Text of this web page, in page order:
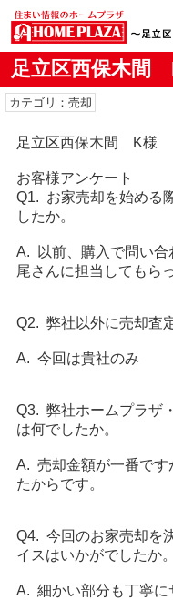
足立区西保木間
カテゴリ：売却
足立区西保木間 K様
お客様アンケート
Q1. お家売却を始める
したか。
A. 以前、購入で問い合
尾さんに担当してもら
Q2. 弊社以外に売却査
A. 今回は貴社のみ
Q3. 弊社ホームプラザ
は何でしたか。
A. 売却金額が一番です
たからです。
Q4. 今回のお家売却を
イスはいかがでしたか。
A. 細かい部分も丁寧に